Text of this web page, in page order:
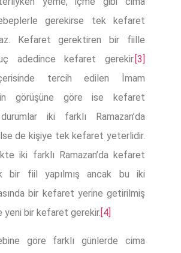
gerekirse tek kefaret
Kefaret gerektiren bir fiille
adedince kefaret gerekir. [3]
tercih edilen İmam
görüşüne göre ise kefaret
iki farklı Ramazan’da
de kişiye tek kefaret yeterlidir.
iki farklı Ramazan’da kefaret
bir fiil yapılmış ancak bu iki
bir kefaret yerine getirilmiş
yeni bir kefaret gerekir. [4]
göre farklı günlerde cima